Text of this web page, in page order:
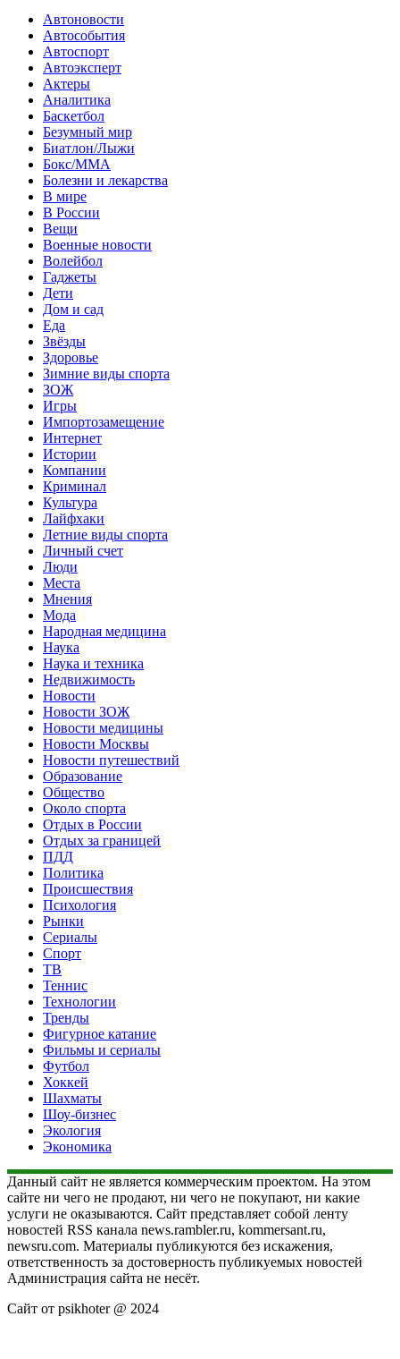
Автоновости
Автособытия
Автоспорт
Автоэксперт
Актеры
Аналитика
Баскетбол
Безумный мир
Биатлон/Лыжи
Бокс/MMA
Болезни и лекарства
В мире
В России
Вещи
Военные новости
Волейбол
Гаджеты
Дети
Дом и сад
Еда
Звёзды
Здоровье
Зимние виды спорта
ЗОЖ
Игры
Импортозамещение
Интернет
Истории
Компании
Криминал
Культура
Лайфхаки
Летние виды спорта
Личный счет
Люди
Места
Мнения
Мода
Народная медицина
Наука
Наука и техника
Недвижимость
Новости
Новости ЗОЖ
Новости медицины
Новости Москвы
Новости путешествий
Образование
Общество
Около спорта
Отдых в России
Отдых за границей
ПДД
Политика
Происшествия
Психология
Рынки
Сериалы
Спорт
ТВ
Теннис
Технологии
Тренды
Фигурное катание
Фильмы и сериалы
Футбол
Хоккей
Шахматы
Шоу-бизнес
Экология
Экономика
Данный сайт не является коммерческим проектом. На этом
сайте ни чего не продают, ни чего не покупают, ни какие
услуги не оказываются. Сайт представляет собой ленту
новостей RSS канала news.rambler.ru, kommersant.ru,
newsru.com. Материалы публикуются без искажения,
ответственность за достоверность публикуемых новостей
Администрация сайта не несёт.
Сайт от psikhoter @ 2024